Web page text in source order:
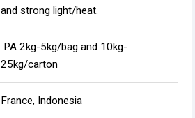
and strong light/heat.
PA 2kg-5kg/bag and 10kg-
25kg/carton
France, Indonesia